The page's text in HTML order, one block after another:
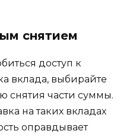
снятием
доступ к
вклада, выбирайте
снятия части суммы.
на таких вкладах
оправдывает